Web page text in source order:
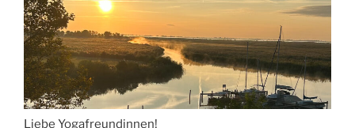
Liebe Yogafreundinnen!